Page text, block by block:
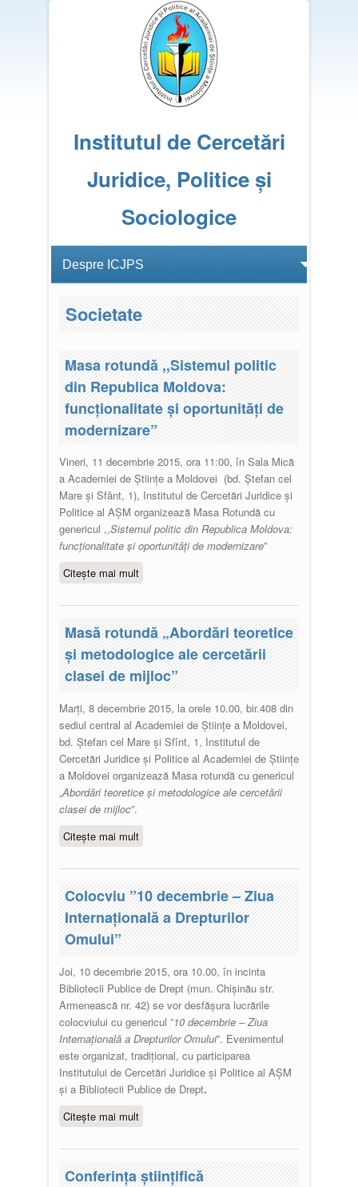
Institutul de Cercetări
Juridice, Politice și
Sociologice
Societate
Masa rotundă ,,Sistemul politic
din Republica Moldova:
funcţionalitate şi oportunităţi de
modernizare”
Vineri, 11 decembrie 2015, ora 11:00, în Sala Mică
a Academiei de Ştiinţe a Moldovei (bd. Ştefan cel
Mare şi Sfânt, 1), Institutul de Cercetări Juridice şi
Politice al AŞM organizează Masa Rotundă cu
genericul ,,Sistemul politic din Republica Moldova:
funcţionalitate şi oportunităţi de modernizare”
Citește mai multdespre Masa rotundă ,,Sistemul
funcţionalitate şi oportunităţi de
modernizare”
Masă rotundă „Abordări teoretice
și metodologice ale cercetării
clasei de mijloc”
Marți, 8 decembrie 2015, la orele 10.00, bir.408 din
sediul central al Academiei de Științe a Moldovei,
bd. Ștefan cel Mare și Sfînt, 1, Institutul de
Cercetări Juridice și Politice al Academiei de Științe
a Moldovei organizează Masa rotundă cu genericul
„Abordări teoretice și metodologice ale cercetării
clasei de mijloc”.
Citește mai multdespre Masă rotundă „Abordări
cercetării clasei de mijloc”
Colocviu ”10 decembrie – Ziua
Internațională a Drepturilor
Omului”
Joi, 10 decembrie 2015, ora 10.00, în incinta
Bibliotecii Publice de Drept (mun. Chișinău str.
Armenească nr. 42) se vor desfășura lucrările
colocviului cu genericul ”10 decembrie – Ziua
Internațională a Drepturilor Omului”. Evenimentul
este organizat, tradițional, cu participarea
Institutului de Cercetări Juridice și Politice al AȘM
și a Bibliotecii Publice de Drept.
Citește mai multdespre Colocviu ”10 decembrie –
Omului”
Conferinţa ştiinţifică